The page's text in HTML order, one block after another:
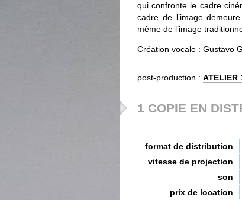
qui confronte le cadre
cadre de l’image
même de l’image
Création vocale : Gustavo
post-production : ATELIER
1 COPIE EN
format de distribution
vitesse de projection
son
prix de location